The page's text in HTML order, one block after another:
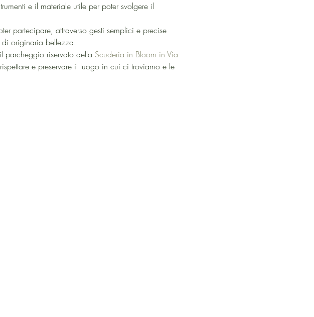
e il materiale utile per poter svolgere il
partecipare, attraverso gesti semplici e precise
originaria bellezza.
parcheggio riservato della Scuderia in Bloom in Via
e preservare il luogo in cui ci troviamo e le